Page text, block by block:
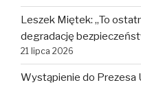
Leszek Miętek: „To
degradację
21 lipca 2026
Wystąpienie do Prezesa